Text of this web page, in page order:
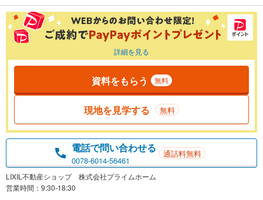
詳細を見る
資料をもらう 無料
現地を見学する 無料
電話で問い合わせる
0078-6014-56461
通話料無料
LIXIL不動産ショップ 株式会社プライムホーム
営業時間：9:30-18:30